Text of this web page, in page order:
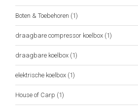
Boten & Toebehoren (1)
draagbare compressor koelbox (1)
draagbare koelbox (1)
elektrische koelbox (1)
House of Carp (1)